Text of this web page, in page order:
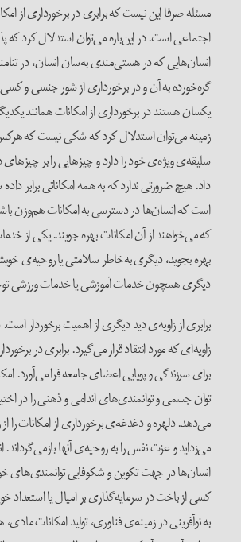
مسئله صرفا این نیست که برابری در برخورداری از
اجتماعی است. در این‌باره می‌توان استدلال کرد که
انسان‌هایی که در هستی‌مندی به‌سان انسان، در
گره‌خورده به آن و در برخورداری از شور جنسی و
یکسان هستند در برخورداری از امکانات همانند
زمینه می‌توان استدلال کرد که شکی نیست ‌که هرکس
سلیقه‌ی ویژه‌ی خود را دارد و چیزهایی را بر
داد. هیچ ضرورتی ندارد که به همه امکاناتی برابر
است که انسان‌ها در دسترسی به امکانات هم‌وزن
که می‌خواهند از آن امکانات بهره جویند. یکی از
بهره بجوید، دیگری به‌خاطر سلامتی یا روحیه‌ی
دیگری همچون خدمات آموزشی یا خدمات ورزشی
برابری از زاویه‌ی دید دیگری از اهمیت برخوردار
زاویه‌ای که مورد انتقاد قرار می‌گیرد. برابری در
برای سرزندگی و پویایی اعضای جامعه فرا می‌آورد.
توان جسمی و توانمندی‌های اندامی و ذهنی را در
می‌دهد. دلهره و دغدغه‌ی برخورداری از امکانات را
می‌زداید و عزت نفس را به روحیه‌ی آنها بازمی‌گرداند.
انسان‌ها در جهت تکوین و شکوفایی
کسی از باخت در سرمایه‌گذاری بر امیال یا استعداد
به نوآفرینی در زمینه‌ی فناوری، تولید امکانات